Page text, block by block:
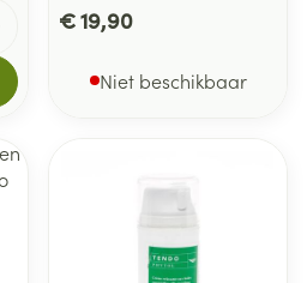
€ 19,90
Niet beschikbaar